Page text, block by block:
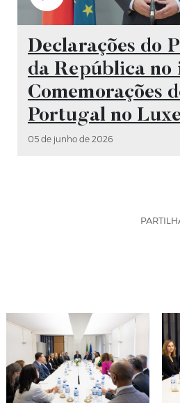
Vídeo
Declarações do
da República no
Comemorações
Portugal no
05 de junho de 2026